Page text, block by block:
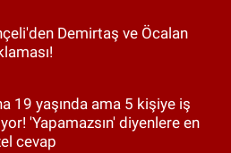
Demirtaş ve Öcalan
19 yaşında ama 5 kişiye iş
'Yapamazsın' diyenlere en
cevap